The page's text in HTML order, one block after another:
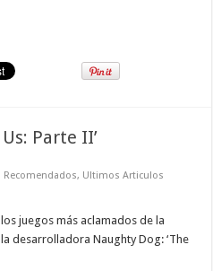
Parte II’
Recomendados, Ultimos Articulos
juegos más aclamados de la
desarrolladora Naughty Dog: ‘The